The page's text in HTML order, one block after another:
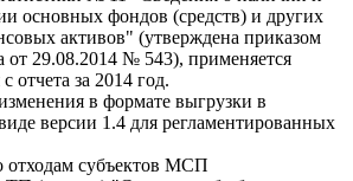
основных фондов (средств) и других
активов" (утверждена приказом
от 29.08.2014 № 543), применяется
отчета за 2014 год.
в формате выгрузки в
версии 1.4 для регламентированных
отходам субъектов МСП